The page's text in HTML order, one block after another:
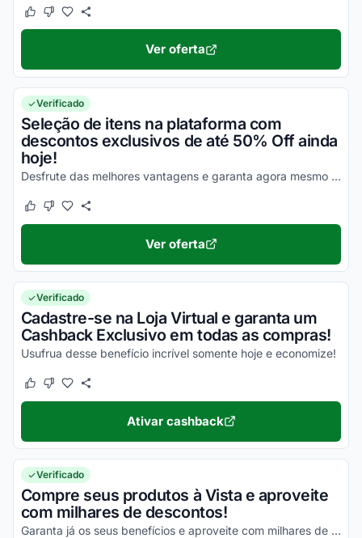
Este cupom funcionou
Este cupom não funcionou
Ver oferta
Verificado
Seleção de itens na plataforma com
descontos exclusivos de até 50% Off ainda
hoje!
Desfrute das melhores vantagens e garanta agora mesmo todos os seus descontos!
Este cupom funcionou
Este cupom não funcionou
Ver oferta
Verificado
Cadastre-se na Loja Virtual e garanta um
Cashback Exclusivo em todas as compras!
Usufrua desse benefício incrível somente hoje e economize!
Este cupom funcionou
Este cupom não funcionou
Ativar cashback
Verificado
Compre seus produtos à Vista e aproveite
com milhares de descontos!
Garanta já os seus benefícios e aproveite com milhares de descontos!